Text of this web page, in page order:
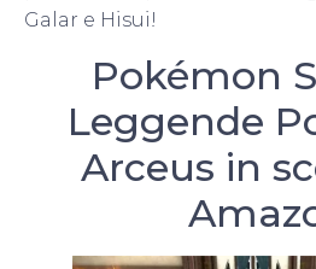
Galar e Hisui!
Pokémon
Leggende
Arceus in